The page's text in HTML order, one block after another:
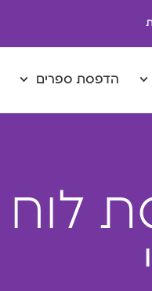
הדפסת ספרים
לוח